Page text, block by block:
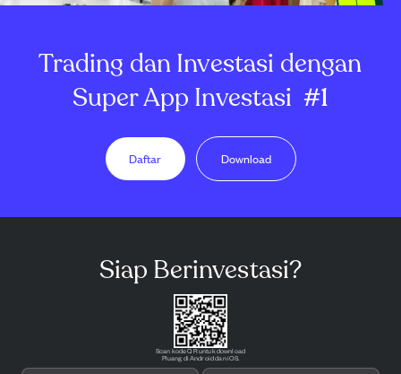
Trading dan Investasi dengan
Super App Investasi #1
Daftar Download
Siap Berinvestasi?
Scan kode QR untuk download
Pluang di Android dan iOS.